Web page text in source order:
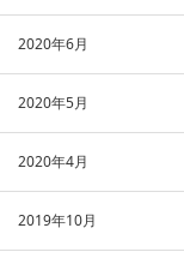
2020年6月
2020年5月
2020年4月
2019年10月